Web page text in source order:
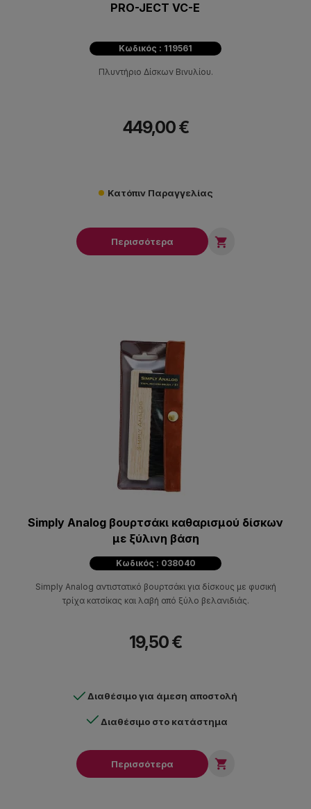
PRO-JECT VC-E
Κωδικός : 119561
Πλυντήριο Δίσκων Βινυλίου.
449,00 €
Κατόπιν Παραγγελίας
Περισσότερα 
Simply Analog βουρτσάκι καθαρισμού δίσκων
με ξύλινη βάση
Κωδικός : 038040
Simply Analog αντιστατικό βουρτσάκι για δίσκους με φυσική
τρίχα κατσίκας και λαβή από ξύλο βελανιδιάς.
19,50 €
Διαθέσιμο για άμεση αποστολή
Διαθέσιμο στο κατάστημα
Περισσότερα 